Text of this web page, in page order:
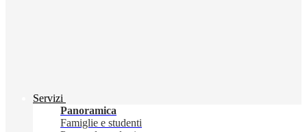
Servizi
Panoramica
Famiglie e studenti